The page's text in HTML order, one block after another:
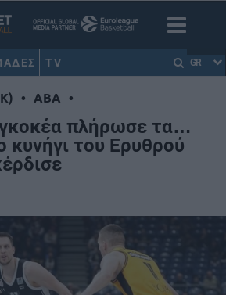
TV GR
• ABA •
πλήρωσε τα…
κυνήγι του Ερυθρού